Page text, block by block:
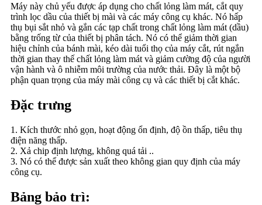
Máy này chủ yếu được áp dụng cho chất lỏng làm mát, cắt quy
trình lọc dầu của thiết bị mài và các máy công cụ khác. Nó hấp
thụ bụi sắt nhỏ và gắn các tạp chất trong chất lỏng làm mát (dầu)
bằng trống từ của thiết bị phân tách. Nó có thể giảm thời gian
hiệu chỉnh của bánh mài, kéo dài tuổi thọ của máy cắt, rút ​​ngắn
thời gian thay thế chất lỏng làm mát và giảm cường độ của người
vận hành và ô nhiễm môi trường của nước thải. Đây là một bộ
phận quan trọng của máy mài công cụ và các thiết bị cắt khác.
Đặc trưng
1. Kích thước nhỏ gọn, hoạt động ổn định, độ ồn thấp, tiêu thụ
điện năng thấp.
2. Xả chip định lượng, không quá tải ..
3. Nó có thể được sản xuất theo không gian quy định của máy
công cụ.
Bảng bảo trì: